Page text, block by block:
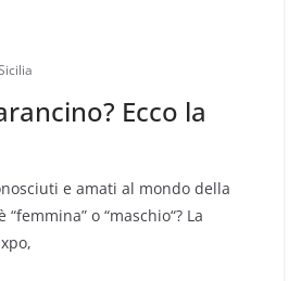
Ecco la
e amati al mondo della
o “maschio“? La